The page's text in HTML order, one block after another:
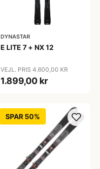
DYNASTAR
E LITE 7 + NX 12
VEJL. PRIS 4.600,00 KR
1.899,00 kr
SPAR 50%